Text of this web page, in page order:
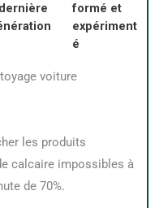
formé et
expériment
é
voiture
calcaire impossibles à
de 70%.